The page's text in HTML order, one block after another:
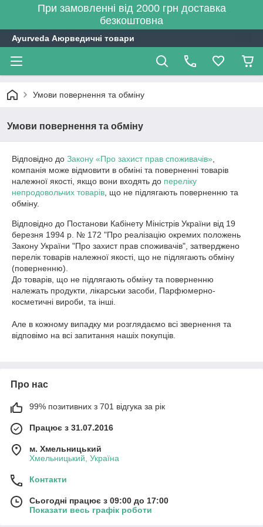
При замовленні від 2000 грн доставка
безкоштовна
Ayurveda Аюрведичні товари
Умови повернення та обміну
Умови повернення та обміну
Відповідно до Закону «Про захист прав споживачів»
компанія може відмовити в обміні та поверненні товарів
належної якості, якщо вони входять до переліку
непродовольчих товарів , що не підлягають поверненню та
обміну.
Відповідно до Постанови Кабінету Міністрів України від 19
березня 1994 р. № 172 "Про реалізацію окремих положень
Закону України "Про захист прав споживачів", затверджено
перелік товарів належної якості, що не підлягають обміну
(поверненню).
До товарів, що не підлягають обміну та поверненню
належать продукти, лікарськи засоби, Парфюмерно-
косметичні вироби, та інші.
Але в кожному випадку ми розглядаємо всі звернення та
відповімо на всі запитання нашіх покупців.
Про нас
99% позитивних з 701 відгука за рік
Працює з 31.07.2016
м. Хмельницький
Хмельницький, Україна
Контакти
Сьогодні працює з 09:00 до 17:00
Показати весь графік роботи